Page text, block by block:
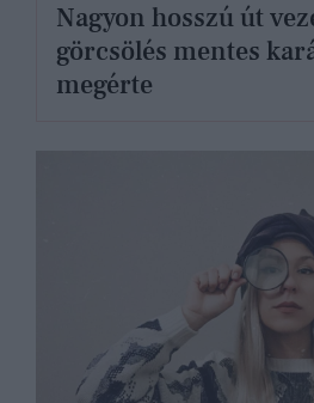
Nagyon hosszú út
görcsölés mentes
megérte